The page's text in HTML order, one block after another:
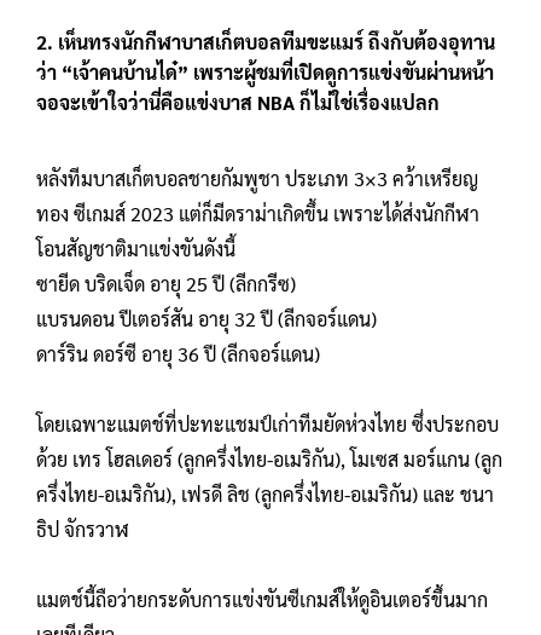
2. เห็นทรงนักกีฬาบาสเก็ตบอลทีมขะแมร์ ถึงกับต้องอุทาน
ว่า “เจ้าคนบ้านได๋” เพราะผู้ชมที่เปิดดูการแข่งขันผ่านหน้า
จอจะเข้าใจว่านี่คือแข่งบาส NBA ก็ไม่ใช่เรื่องแปลก
หลังทีมบาสเก็ตบอลชายกัมพูชา ประเภท 3×3 คว้าเหรียญ
ทอง ซีเกมส์ 2023 แต่ก็มีดราม่าเกิดขึ้น เพราะได้ส่งนักกีฬา
โอนสัญชาติมาแข่งขันดังนี้
ซายีด บริดเจ็ด อายุ 25 ปี (ลีกกรีซ)
แบรนดอน ปีเตอร์สัน อายุ 32 ปี (ลีกจอร์แดน)
ดาร์ริน ดอร์ซี อายุ 36 ปี (ลีกจอร์แดน)
โดยเฉพาะแมตช์ที่ปะทะแชมป์เก่าทีมยัดห่วงไทย ซึ่งประกอบ
ด้วย เทร โฮลเดอร์ (ลูกครึ่งไทย-อเมริกัน), โมเซส มอร์แกน (ลูก
ครึ่งไทย-อเมริกัน), เฟรดี ลิช (ลูกครึ่งไทย-อเมริกัน) และ ชนา
ธิป จักรวาฬ
แมตช์นี้ถือว่ายกระดับการแข่งขันซีเกมส์ให้ดูอินเตอร์ขึ้นมาก